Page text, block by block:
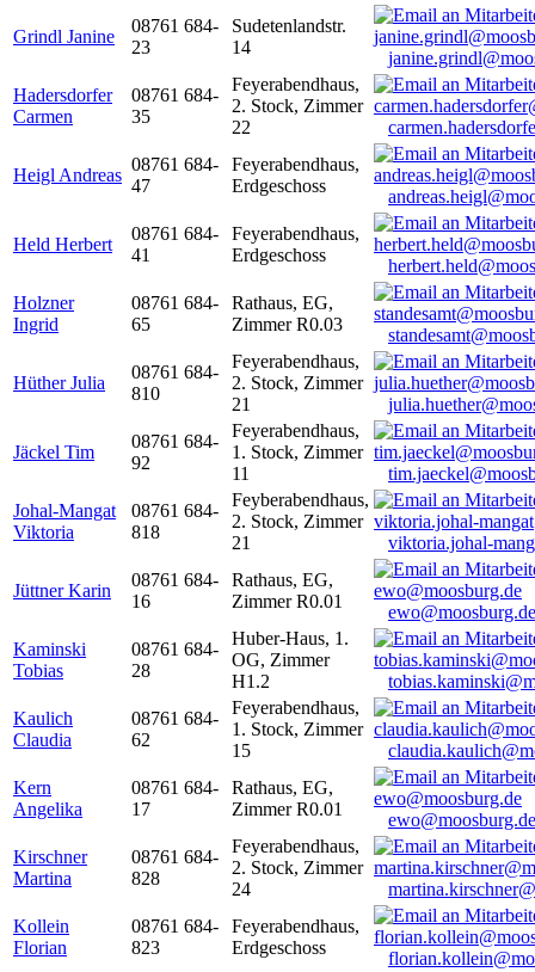
Grindl Janine
08761 684-
23
Sudetenlandstr.
14
Hadersdorfer
Carmen
08761 684-
35
Feyerabendhaus,
2. Stock, Zimmer
22
Heigl Andreas
08761 684-
47
Feyerabendhaus,
Erdgeschoss
Held Herbert
08761 684-
41
Feyerabendhaus,
Erdgeschoss
Holzner
Ingrid
08761 684-
65
Rathaus, EG,
Zimmer R0.03
Hüther Julia
08761 684-
810
Feyerabendhaus,
2. Stock, Zimmer
21
Jäckel Tim
08761 684-
92
Feyerabendhaus,
1. Stock, Zimmer
11
Johal-Mangat
Viktoria
08761 684-
818
Feyberabendhaus,
2. Stock, Zimmer
21
viktoria.johal-
Jüttner Karin
08761 684-
16
Rathaus, EG,
Zimmer R0.01
ewo@moosburg.de
Kaminski
Tobias
08761 684-
28
Huber-Haus, 1.
OG, Zimmer
H1.2
Kaulich
Claudia
08761 684-
62
Feyerabendhaus,
1. Stock, Zimmer
15
Kern
Angelika
08761 684-
17
Rathaus, EG,
Zimmer R0.01
ewo@moosburg.de
Kirschner
Martina
08761 684-
828
Feyerabendhaus,
2. Stock, Zimmer
24
Kollein
Florian
08761 684-
823
Feyerabendhaus,
Erdgeschoss